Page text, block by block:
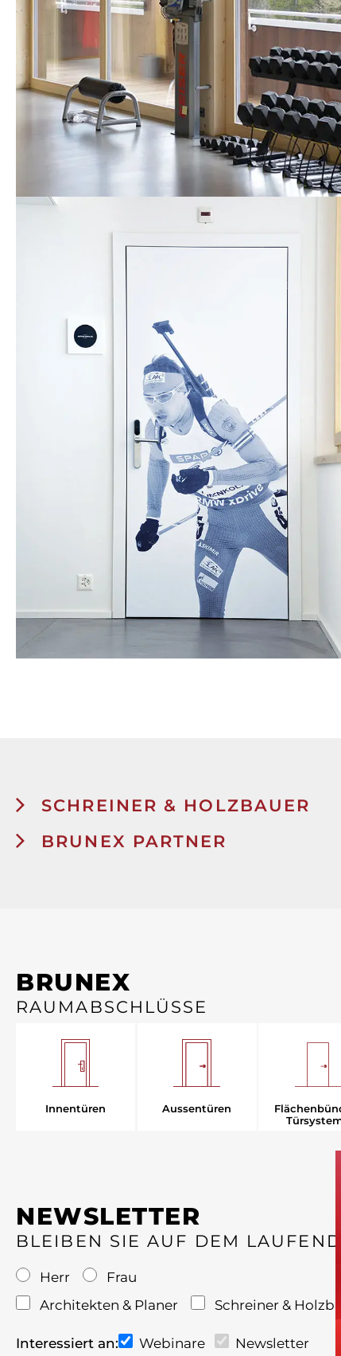
SCHREINER & HOLZBAUER
BRUNEX PARTNER
BRUNEX
RAUMABSCHLÜSSE
Innentüren Aussentüren
NEWSLETTER
BLEIBEN SIE AUF DEM
Herr
Frau
Architekten & Planer
Schreiner &
Interessiert an: Webinare Newsletter